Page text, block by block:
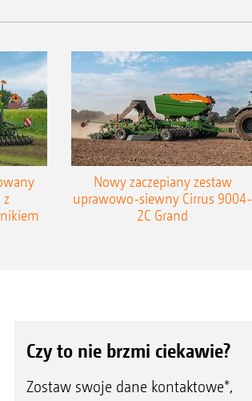
z
Nowy zaczepiany zestaw
uprawowo-siewny Cirrus 9004-
2C Grand
Czy to nie brzmi ciekawie?
Zostaw swoje dane kontaktowe*,